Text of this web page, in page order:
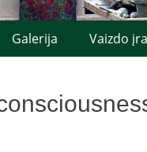
Galerija Vaizdo